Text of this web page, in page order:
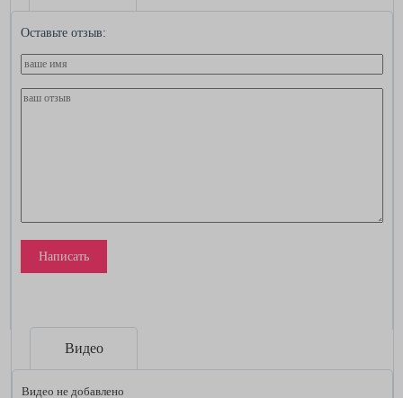
Оставьте отзыв:
Написать
Видео
Видео не добавлено